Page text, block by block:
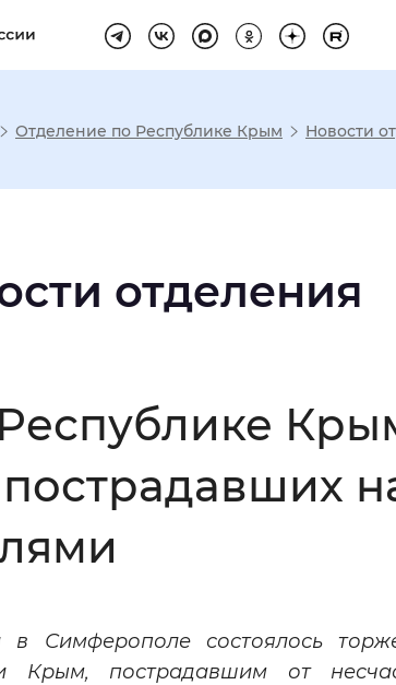
режима
буквами : Нормальный
Отделение по Республике Крым Новости
отделения
Симферополе состоялось
Крым, пострадавшим от